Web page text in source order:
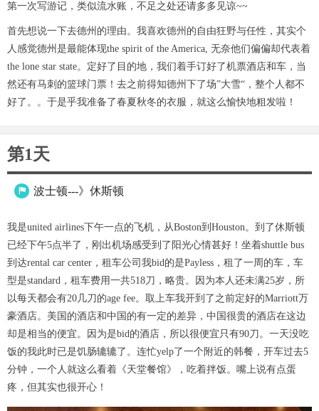
第一次写游记，类似流水账，不足之处还请多多见谅~~
首先想说一下去德州的理由。我喜欢德州的自由狂野与任性，其实个
人感觉德州是最能体现the spirit of the America, 无奈他们偏偏却代表着
the lone star state。定好了目的地，我们着手订好了机票酒店和车，当
然还有马刺的篮球门票！去之前得知德州下了场”大雪“，整个人都不
好了。。于是乎我准备了春夏秋冬的衣服，就这么愉快地粗发啦！
第1天
 波士顿---》休斯顿
我是united airlines下午一点的飞机，从Boston到Houston。到了休斯顿
已经下午5点半了，刚出机场感受到了阳光心情甚好！坐着shuttle bus
到达rental car center，租车公司我bid的是Payless，租了一周的车，车
型是standard，租车费用一共518刀，略贵。因为本人还未满25岁，所
以每天都会有20几刀的age fee。取上车我开到了之前定好的Marriott万
豪酒店。美国的酒店和中国的有一定的差异，中国很贵的酒店在这边
却是相当的便宜。因为是bid的酒店，所以很便宜只有90刀。一天没吃
饭的我此时已是饥肠辘辘了。连忙yelp了一个附近的韩餐，开车过去5
分钟，一个人就这么看着《天堂餐馆》，吃着拌饭。嘴上说有点蛋
疼，但其实也很开心！